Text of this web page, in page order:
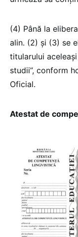
(4) Până la
alin. (2) și (3) se
titularului
studii”, conform
Oficial.
Atestat de